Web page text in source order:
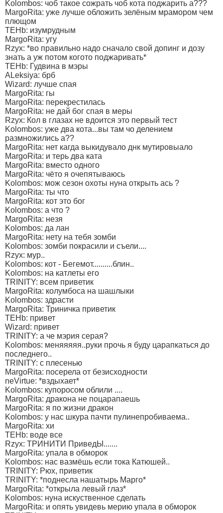
Kolombos: чоб такое сожрать чоб кота поджарить а???
MargoRita: уже лучше обложить зелёным мрамором чем
плющом
TEHb: изумрудным
MargoRita: угу
Rzyx: *во правильно надо сначало свой допинг и дозу
знать а уж потом когото поджаривать*
TEHb: Гудвина в мэры
ALeksiya: брб
Wizard: лучше спая
MargoRita: гы
MargoRita: перекрестилась
MargoRita: не дай бог спая в меры
Rzyx: Кол в глазах не вдоится это первый тест
Kolombos: уже два кота...вы там чо делением
размножились а??
MargoRita: нет кагда выкидувало днк мутировыало
MargoRita: и терь два ката
MargoRita: вместо одного
MargoRita: чёто я очепятываюсь
Kolombos: мож сезон охоты нуна открыть ась ?
MargoRita: ты что
MargoRita: кот это бог
Kolombos: а что ?
MargoRita: незя
Kolombos: да лан
MargoRita: нету на тебя зомби
Kolombos: зомби покрасили и съели....
Rzyx: мур..
Kolombos: кот - Бегемот..........блин..
Kolombos: на катлеты его
TRINITY: всем приветик
MargoRita: колумбоса на шашлыки
Kolombos: здрасти
MargoRita: Триничка приветик
TEHb: привет
Wizard: привет
TRINITY: а че мэрия серая?
Kolombos: меняяяяя..руки прочь я буду царапкаться до
последнего..
TRINITY: с плесенью
MargoRita: посерела от безисходности
neVirtue: *вздыхает*
Kolombos: купоросом облили ....
MargoRita: дракона не поцарапаешь
MargoRita: я по жизни дракон
Kolombos: у нас шкура пачти пулинепробиваема..
MargoRita: хи
TEHb: воде все
Rzyx: ТРИНИТИ ПриведЫ.......
MargoRita: упала в обморок
Kolombos: нас вазмёшь если тока Катюшей..
TRINITY: Рюх, приветик
TRINITY: *поднесла нашатырь Марго*
MargoRita: *открыла левый глаз*
Kolombos: нуна искуственное сделать
MargoRita: и опять увидевь мерию упала в обморок